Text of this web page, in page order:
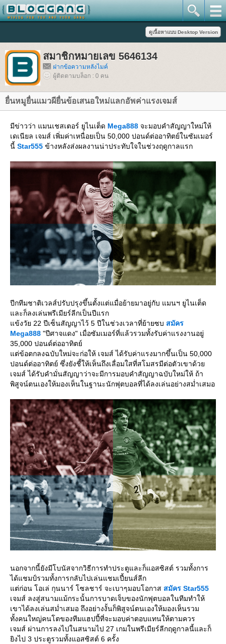
สมาชิกหมายเลข 5646134
ฝากข้อความหลังไมค์
ผู้ติดตามบล็อก : 0 คน
ื่นหมูยื่นแมวผียื่นข้อเสนอใหม่แลกอัพค่าแรงเจมส์
มีข่าวว่า แมนเชสเตอร์ ยูไนเต็ด Mega888 จะมอบคำสัญญาใหม่ให้
เดเนียล เจมส์ เพิ่มค่าเหนื่อยเป็น 50,000 ปอนด์ต่ออาทิตย์ในซัมเมอร์
นี้ Star555 ข้างหลังส่งผลงานน่าประทับใจในช่วงฤดูกาลแรก
ปีกทีมชาติเวลส์ปรับปรุงขึ้นตั้งแต่แมื่อย้ายมาอยู่กับ แมนฯ ยูไนเต็ด
ละก็ลงเล่นพรีเมียร์ลีกเป็นปีแรก
ข้งวัย 22 ปีเซ็นสัญญาไว้ 5 ปีในช่วงเวลาที่ย้ายซบ สมัคร
Mega888 "ปีศาจแดง" เมื่อซัมเมอร์ที่แล้วรวมทั้งรับค่าแรงงานอยู่
35,000 ปอนด์ต่ออาทิตย์
ต่ข้อตกลงฉบับใหม่จะก่อให้ เจมส์ ได้รับค่าแรงมากขึ้นเป็น 50,000
ปอนด์ต่ออาทิตย์ ซึ่งยังชี้ให้เห็นถึงเลื่อมใสที่สโมสรมีต่อตัวเขาด้ว
เจมส์ ได้รับคำมั่นสัญญาว่าจะมีการมอบคำสัญญาฉบับใหม่ให้ ถ้า
พิสูจน์ตนเองให้มองเห็นในฐานะนักฟุตบอลที่ได้ลงเล่นอย่างสม่ำเสมอ
นอกจากนี้ยังมีโบนัสจากวิธีการทำประตูและก็แอสซิสต์ รวมทั้งการ
ได้แชมป์รวมทั้งการกลับไปเล่นแชมเปี้ยนส์ลีก
ต่ก่อน โอเล่ กุนนาร์ โซลชาร์ จะเบาๆมอบโอกาส สมัคร Star555
เจมส์ ลงสู่สนามแม้กระนั้นการบาดเจ็บของนักฟุตบอลในทีมทำให้
เขาได้ลงเล่นสม่ำเสมอ ถึงอย่างงั้นก็พิสูจน์ตนเองให้มองเห็นรวม
ทั้งคนใหญ่คนโตของทีมแฮปปี้ที่จะมอบค่าตอบแทนให้ตามควร
เจมส์ ผ่านการลงไปในสนามไป 27 เกมในพรีเมียร์ลีกฤดูกาลนี้และก็
ิงไป 3 ประตูรวมทั้งแอสซิสต์ 6 ครั้ง